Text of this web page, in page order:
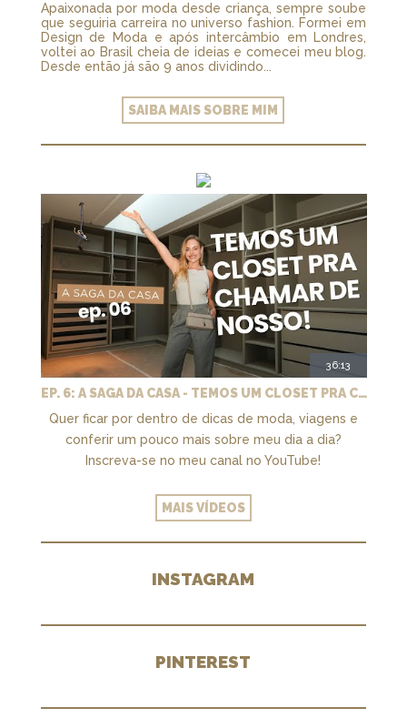
Apaixonada por moda desde criança, sempre soube
que seguiria carreira no universo fashion. Formei em
Design de Moda e após intercâmbio em Londres,
voltei ao Brasil cheia de ideias e comecei meu blog.
Desde então já são 9 anos dividindo...
SAIBA MAIS SOBRE MIM
36:13
EP. 6: A SAGA DA CASA - TEMOS UM CLOSET PRA CHAMAR DE NOSSO + MARCENARIA E PAISAGISMO
Quer ficar por dentro de dicas de moda, viagens e
conferir um pouco mais sobre meu dia a dia?
Inscreva-se no meu canal no YouTube!
MAIS VÍDEOS
INSTAGRAM
PINTEREST